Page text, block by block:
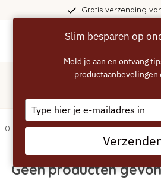
Gratis verzending
/2in1
0 artikelen
Geen producten
Slim besparen op
Meld je aan en ontvang
productaanbevelingen
Type
your
email